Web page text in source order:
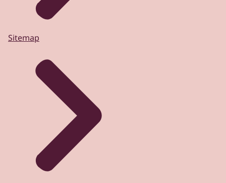
Sitemap